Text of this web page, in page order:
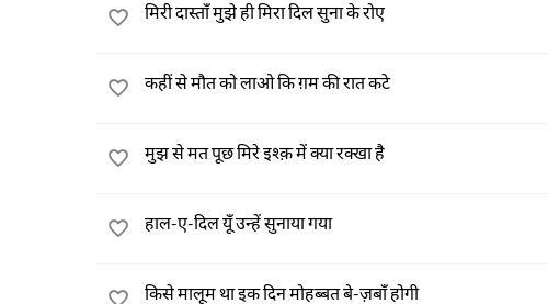
मिरी दास्ताँ मुझे ही मिरा दिल सुना के रोए
कहीं से मौत को लाओ कि ग़म की रात कटे
मुझ से मत पूछ मिरे इश्क़ में क्या रक्खा है
हाल-ए-दिल यूँ उन्हें सुनाया गया
किसे मालूम था इक दिन मोहब्बत बे-ज़बाँ होगी